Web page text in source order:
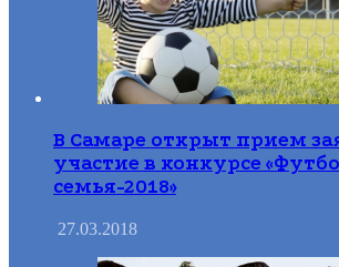
В Самаре открыт прием
участие в конкурсе
семья-2018»
27.03.2018